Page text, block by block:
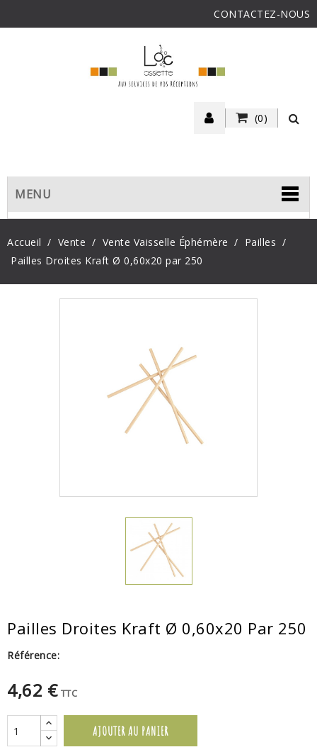
CONTACTEZ-NOUS
(0)
MENU
Accueil Vente Vente Vaisselle Éphémère
Pailles
Pailles Droites Kraft Ø 0,60x20 par 250
Pailles Droites Kraft Ø 0,60x20 Par 250
Référence:
4,62 € TTC
AJOUTER AU PANIER